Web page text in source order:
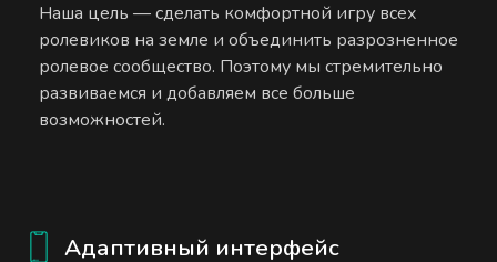
Наша цель — сделать комфортной игру всех
ролевиков на земле и объединить разрозненное
ролевое сообщество. Поэтому мы стремительно
развиваемся и добавляем все больше
возможностей.
Адаптивный интерфейс